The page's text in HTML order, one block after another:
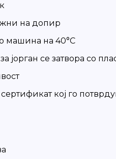
на допир
машина на 40°C
јорган се затвора со
кој го